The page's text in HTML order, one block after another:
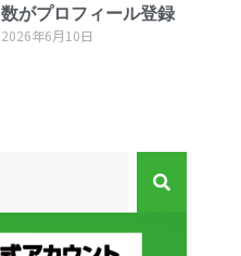
数がプロフィール登録
2026年6月10日